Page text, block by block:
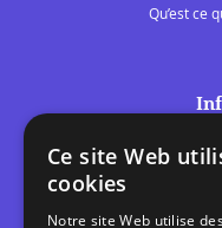
Qu’est ce
Les
Ce site Web
cookies
Notre site Web utilise